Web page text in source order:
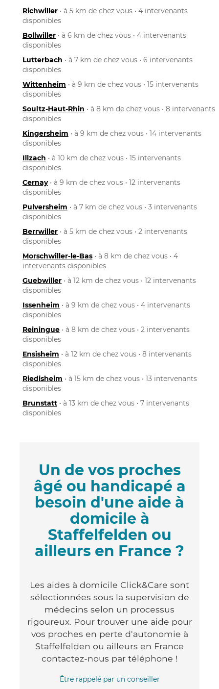
Richwiller • à 5 km de chez vous • 4 intervenants
disponibles
Bollwiller • à 6 km de chez vous • 4 intervenants
disponibles
Lutterbach • à 7 km de chez vous • 6 intervenants
disponibles
Wittenheim • à 9 km de chez vous • 15 intervenants
disponibles
Soultz-Haut-Rhin • à 8 km de chez vous • 8 intervenants
disponibles
Kingersheim • à 9 km de chez vous • 14 intervenants
disponibles
Illzach • à 10 km de chez vous • 15 intervenants
disponibles
Cernay• à 9 km de chez vous • 12 intervenants
disponibles
Pulversheim • à 7 km de chez vous • 3 intervenants
disponibles
Berrwiller • à 5 km de chez vous • 2 intervenants
disponibles
Morschwiller-le-Bas • à 8 km de chez vous • 4
intervenants disponibles
Guebwiller • à 12 km de chez vous • 12 intervenants
disponibles
Issenheim • à 9 km de chez vous • 4 intervenants
disponibles
Reiningue • à 8 km de chez vous • 2 intervenants
disponibles
Ensisheim • à 12 km de chez vous • 8 intervenants
disponibles
Riedisheim • à 15 km de chez vous • 13 intervenants
disponibles
Brunstatt • à 13 km de chez vous • 7 intervenants
disponibles
Un de vos proches
âgé ou handicapé a
besoin d'une aide à
domicile à
Staffelfelden ou
ailleurs en France ?
Les aides à domicile Click&Care sont
sélectionnées sous la supervision de
médecins selon un processus
rigoureux. Pour trouver une aide pour
vos proches en perte d'autonomie à
Staffelfelden ou ailleurs en France
contactez-nous par téléphone !
Être rappelé par un conseiller